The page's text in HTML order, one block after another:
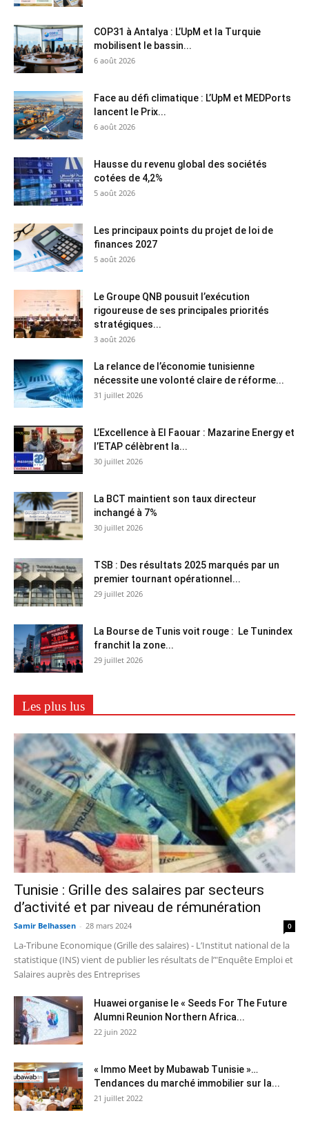
COP31 à Antalya : L’UpM et la Turquie
mobilisent le bassin...
6 août 2026
Face au défi climatique : L’UpM et MEDPorts
lancent le Prix...
6 août 2026
Hausse du revenu global des sociétés
cotées de 4,2%
5 août 2026
Les principaux points du projet de loi de
finances 2027
5 août 2026
Le Groupe QNB pousuit l’exécution
rigoureuse de ses principales priorités
stratégiques...
3 août 2026
La relance de l’économie tunisienne
nécessite une volonté claire de réforme...
31 juillet 2026
L’Excellence à El Faouar : Mazarine Energy et
l’ETAP célèbrent la...
30 juillet 2026
La BCT maintient son taux directeur
inchangé à 7%
30 juillet 2026
TSB : Des résultats 2025 marqués par un
premier tournant opérationnel...
29 juillet 2026
La Bourse de Tunis voit rouge : Le Tunindex
franchit la zone...
29 juillet 2026
Les plus lus
Tunisie : Grille des salaires par secteurs
d’activité et par niveau de rémunération
Samir Belhassen - 28 mars 2024 0
La-Tribune Economique (Grille des salaires) - L’Institut national de la
statistique (INS) vient de publier les résultats de l’"Enquête Emploi et
Salaires auprès des Entreprises
Huawei organise le « Seeds For The Future
Alumni Reunion Northern Africa...
22 juin 2022
« Immo Meet by Mubawab Tunisie »…
Tendances du marché immobilier sur la...
21 juillet 2022